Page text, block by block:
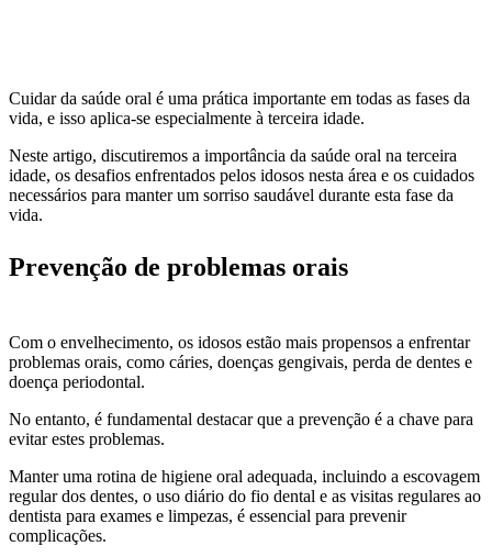
Cuidar da saúde oral é uma prática importante em todas as fases da
vida, e isso aplica-se especialmente à terceira idade.
Neste artigo, discutiremos a importância da saúde oral na terceira
idade, os desafios enfrentados pelos idosos nesta área e os cuidados
necessários para manter um sorriso saudável durante esta fase da
vida.
Prevenção de problemas orais
Com o envelhecimento, os idosos estão mais propensos a enfrentar
problemas orais, como cáries, doenças gengivais, perda de dentes e
doença periodontal.
No entanto, é fundamental destacar que a prevenção é a chave para
evitar estes problemas.
Manter uma rotina de higiene oral adequada, incluindo a escovagem
regular dos dentes, o uso diário do fio dental e as visitas regulares ao
dentista para exames e limpezas, é essencial para prevenir
complicações.